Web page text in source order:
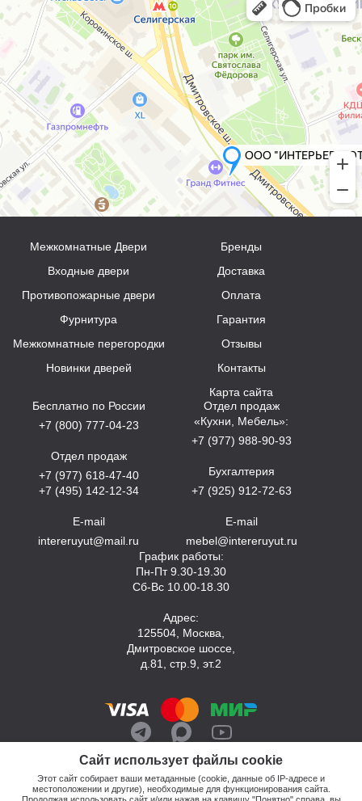
Сайт использует файлы cookie
Этот сайт собирает ваши метаданные (cookie, данные об IP-адресе и
местоположении и другие), необходимые для функционирования сайта.
Межкомнатные Двери
Входные двери
Противопожарные двери
Фурнитура
Межкомнатные перегородки
Новинки дверей
Бренды
Доставка
Оплата
Гарантия
Отзывы
Контакты
Карта сайта
Бесплатно по России
+7 (800) 777-04-23
Отдел продаж
+7 (977) 618-47-40
+7 (495) 142-12-34
E-mail
intereruyut@mail.ru
Отдел продаж
«Кухни, Мебель»:
+7 (977) 988-90-93
Бухгалтерия
+7 (925) 912-72-63
E-mail
mebel@intereruyut.ru
График работы:
Пн-Пт 9.30-19.30
Сб-Вс 10.00-18.30
Адрес:
125504, Москва,
Дмитровское шоссе,
д.81, стр.9, эт.2